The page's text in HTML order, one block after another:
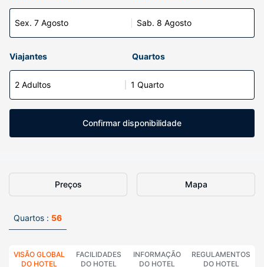
Sex. 7 Agosto Sab. 8 Agosto
Viajantes Quartos
2 Adultos 1 Quarto
Confirmar disponibilidade
Preços Mapa
Quartos : 56
VISÃO GLOBAL
DO HOTEL
FACILIDADES
DO HOTEL
INFORMAÇÃO
DO HOTEL
REGULAMENTOS
DO HOTEL